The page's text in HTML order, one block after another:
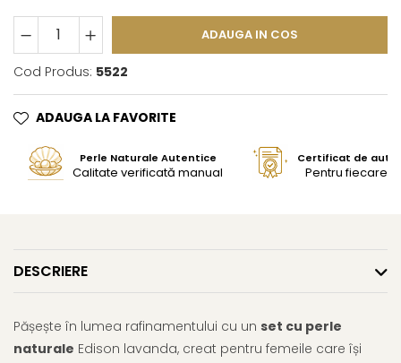
ADAUGA IN COS
Cod Produs: 5522
ADAUGA LA FAVORITE
Perle Naturale Autentice
Calitate verificată manual
Certificat de
Pentru fiecare
DESCRIERE
Pășește în lumea rafinamentului cu un set cu perle
naturale Edison lavanda, creat pentru femeile care își